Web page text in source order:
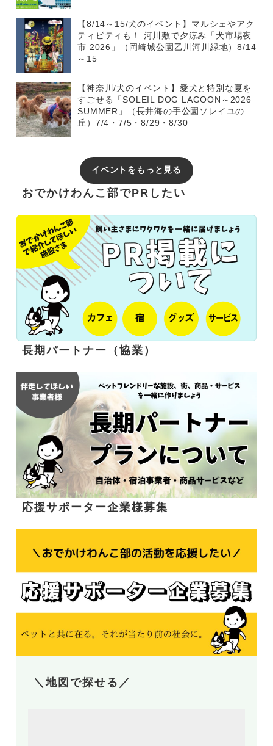
【8/14～15/犬のイベント】マルシェやアク
ティビティも！ 河川敷で夕涼み「犬市場夜
市 2026」（岡崎城公園乙川河川緑地）8/14
～15
【神奈川/犬のイベント】愛犬と特別な夏を
すごせる「SOLEIL DOG LAGOON～2026
SUMMER」（長井海の手公園ソレイユの
丘）7/4・7/5・8/29・8/30
イベントをもっと見る
おでかけわんこ部でPRしたい
長期パートナー（協業）
応援サポーター企業様募集
＼地図で探せる／